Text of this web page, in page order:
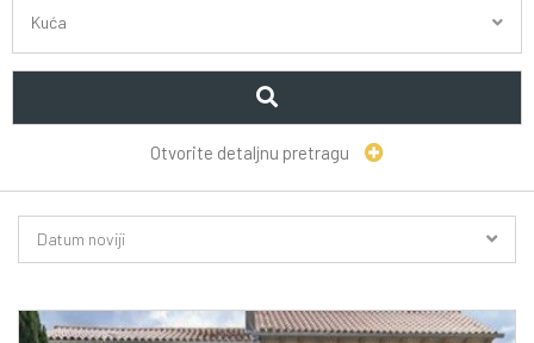
Kuća
Otvorite detaljnu pretragu
Datum noviji